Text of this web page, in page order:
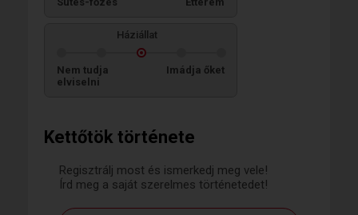
Kettőtök története
Regisztrálj most és ismerkedj meg vele!
Írd meg a saját szerelmes történetedet!
Háziállat
Nem tudja
elviselni
Imádja őket